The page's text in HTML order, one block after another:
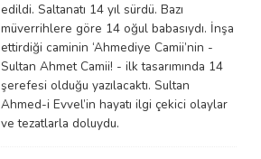
edildi. Saltanatı 14 yıl sürdü. Bazı
müverrihlere göre 14 oğul babasıydı. İnşa
ettirdiği caminin ‘Ahmediye Camii’nin -
Sultan Ahmet Camii! - ilk tasarımında 14
şerefesi olduğu yazılacaktı. Sultan
Ahmed-i Evvel’in hayatı ilgi çekici olaylar
ve tezatlarla doluydu.